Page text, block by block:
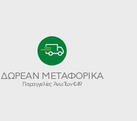
ΔΩΡΕΑΝ ΜΕΤΑΦΟΡΙΚΑ
Παραγγελίες Άνω Των €49